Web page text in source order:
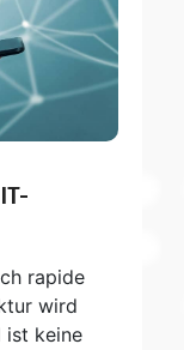
rapide
wird
ist keine